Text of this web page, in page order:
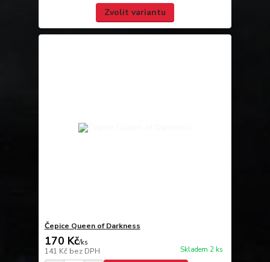
Zvolit variantu
Čepice Queen of Darkness
170 Kč/ks
141 Kč bez DPH Skladem 2 ks